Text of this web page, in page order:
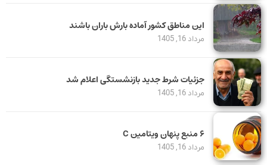
این مناطق کشور آماده بارش باران باشند
مرداد 16, 1405
جزئیات شرط جدید بازنشستگی اعلام شد
مرداد 16, 1405
۶ منبع پنهان ویتامین C
مرداد 16, 1405